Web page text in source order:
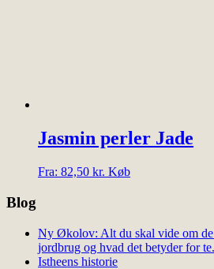
Jasmin perler Jade
Fra: 82,50 kr. KøbDette
varianter.
Mulighederne
kan
Blog
Ny Økolov: Alt du skal vide om
jordbrug og hvad det betyder for te.
Istheens historie